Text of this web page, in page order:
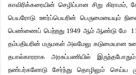
காவிரிக்கரையின் செழிப்பான சிறு
பெயரோடு ஊர்ப்பெயரின் பெருமையையும்
பெண்ணைப் பெற்றது 1949 ஆம் ஆண்டு மே
தம்பதியரின் மருமகள் அலமேலு கடுமையான
தபால்காரராக அரசுப்பணியில்
நண்பர்களோடு சேர்ந்து தொழிலும் செய்ய